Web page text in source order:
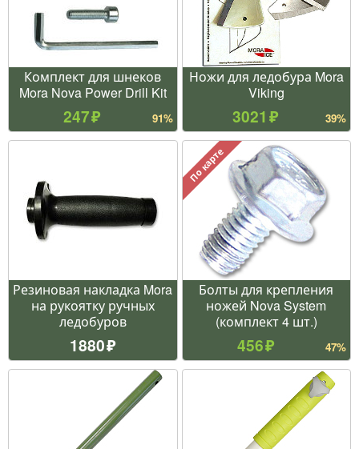
Комплект для шнеков
Mora Nova Power Drill Kit
247 91%
Ножи для ледобура Mora
Viking
3021 39%
Резиновая накладка Mora
на рукоятку ручных
ледобуров
1880
По карте
Болты для крепления
ножей Nova System
(комплект 4 шт.)
456 47%